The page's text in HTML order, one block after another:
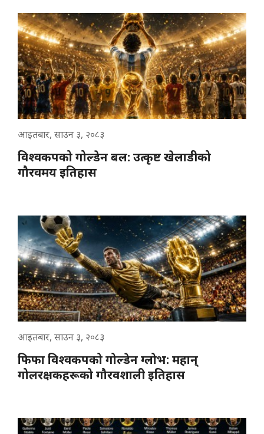
आइतबार, साउन ३, २०८३
विश्वकपको गोल्डेन बल: उत्कृष्ट खेलाडीको
गौरवमय इतिहास
आइतबार, साउन ३, २०८३
फिफा विश्वकपको गोल्डेन ग्लोभ: महान्
गोलरक्षकहरूको गौरवशाली इतिहास